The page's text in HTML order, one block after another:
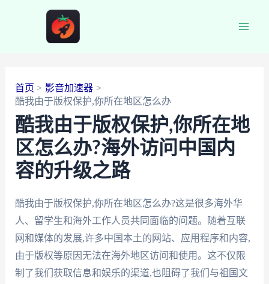
首页
影音加速器
酷我由于版权保护,你所在地区怎么办
酷我由于版权保护,你所在地
区怎么办?海外访问中国内
容的升级之路
酷我由于版权保护,你所在地区怎么办?这是很多海外华
人、留学生和海外工作人员共同面临的问题。随着互联
网和媒体的发展,许多中国本土的网站、应用程序和内容,
由于版权等原因无法在海外地区访问和使用。这不仅限
制了我们获取信息和娱乐的渠道,也阻碍了我们与祖国文